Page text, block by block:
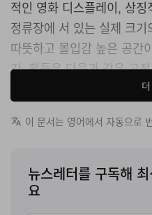
적인 영화 디스플레이, 상
정류장에 서 있는 실제 크
따뜻하고 몰입감 높은 공간
간, 팬들은 다음과 같은 고
라이선스 제품 400여 종을
Moving Castle및The
Del Amo Fashion Center
션 팬과 컬렉터, 가족 단위
이 문서는 영어에서 자동으로
뉴스레터를 구독해
요